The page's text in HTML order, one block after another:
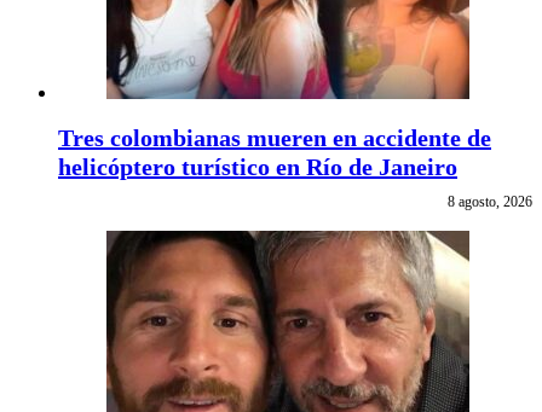
Tres colombianas mueren en accidente de
helicóptero turístico en Río de Janeiro
8 agosto, 2026